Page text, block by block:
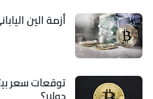
أزمة الين